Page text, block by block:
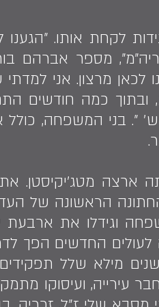
מספר אברהם
לכאן מרצון. אני
״. בני המשפחה, כולל
ארצה
הראשונה של
וגידלו את
עירייה, ועיסוקו